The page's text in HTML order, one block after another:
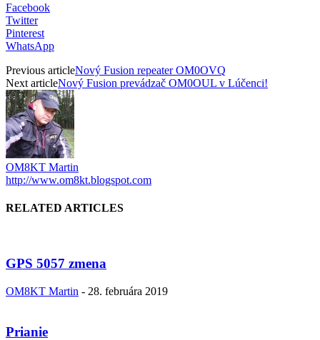
Facebook
Twitter
Pinterest
WhatsApp
Previous articleNový Fusion repeater OM0OVQ
Next articleNový Fusion prevádzač OM0OUL v Lúčenci!
OM8KT Martin
http://www.om8kt.blogspot.com
RELATED ARTICLES
GPS 5057 zmena
OM8KT Martin - 28. februára 2019
Prianie